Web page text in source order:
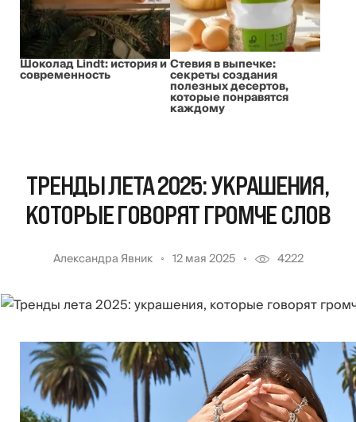
Шоколад Lindt: история и
современность
Стевия в выпечке:
секреты создания
полезных десертов,
которые понравятся
каждому
ТРЕНДЫ ЛЕТА 2025: УКРАШЕНИЯ,
КОТОРЫЕ ГОВОРЯТ ГРОМЧЕ СЛОВ
Александра Явник 12 мая 2025 4222